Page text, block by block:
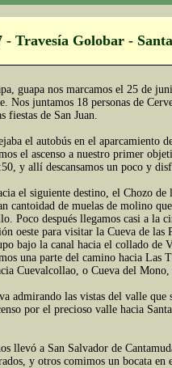
- Travesía Golobar -
guapa nos marcamos el 25 de
Nos juntamos 18 personas de
fiestas de San Juan.
el autobús en el aparcamiento
el ascenso a nuestro primer
y allí descansamos un poco y
el siguiente destino, el Chozo
cantoidad de muelas de molino
Poco después llegamos casi a la
oeste para visitar la Cueva de
bajo la canal hacia el collado de
una parte del camino hacia Las
Cuevalcollao, o Cueva del
admirando las vistas del valle que
por el precioso valle hacia
llevó a San Salvador de
y otros comimos un bocata en